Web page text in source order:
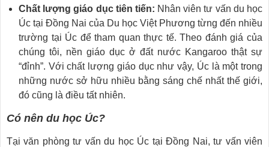
Chất lượng giáo dục tiên tiến: Nhân viên tư vấn du học
Úc tại Đồng Nai của Du học Việt Phương từng đến nhiều
trường tại Úc để tham quan thực tế. Theo đánh giá của
chúng tôi, nền giáo dục ở đất nước Kangaroo thật sự
“đỉnh”. Với chất lượng giáo dục như vậy, Úc là một trong
những nước sở hữu nhiều bằng sáng chế nhất thế giới,
đó cũng là điều tất nhiên.
Có nên du học Úc?
Tại văn phòng tư vấn du học Úc tại Đồng Nai, tư vấn viên